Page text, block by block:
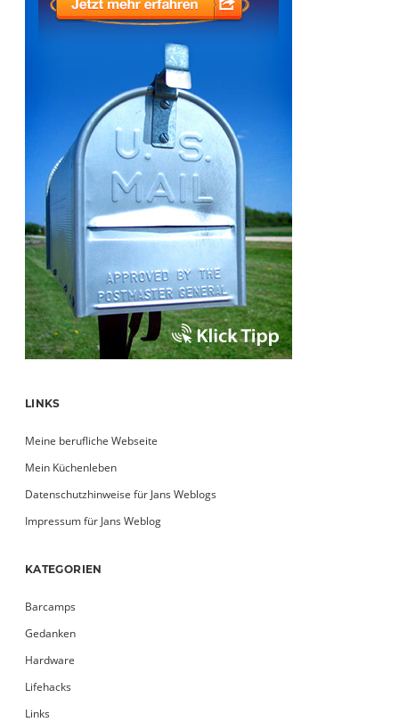
LINKS
Meine berufliche Webseite
Mein Küchenleben
Datenschutzhinweise für Jans Weblogs
Impressum für Jans Weblog
KATEGORIEN
Barcamps
Gedanken
Hardware
Lifehacks
Links